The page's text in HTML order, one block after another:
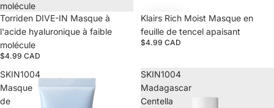
molécule
Épuisé
Torriden DIVE-IN Masque à
l'acide hyaluronique à faible
molécule
$4.99 CAD
Klairs Rich Moist Masque en
feuille de tencel apaisant
$4.99 CAD
SKIN1004
Masque
de
SKIN1004
Madagascar
Centella